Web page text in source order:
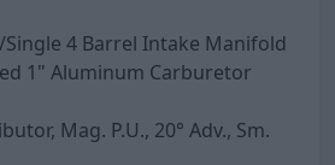
Single 4 Barrel Intake Manifold
1" Aluminum Carburetor
Mag. P.U., 20° Adv., Sm.